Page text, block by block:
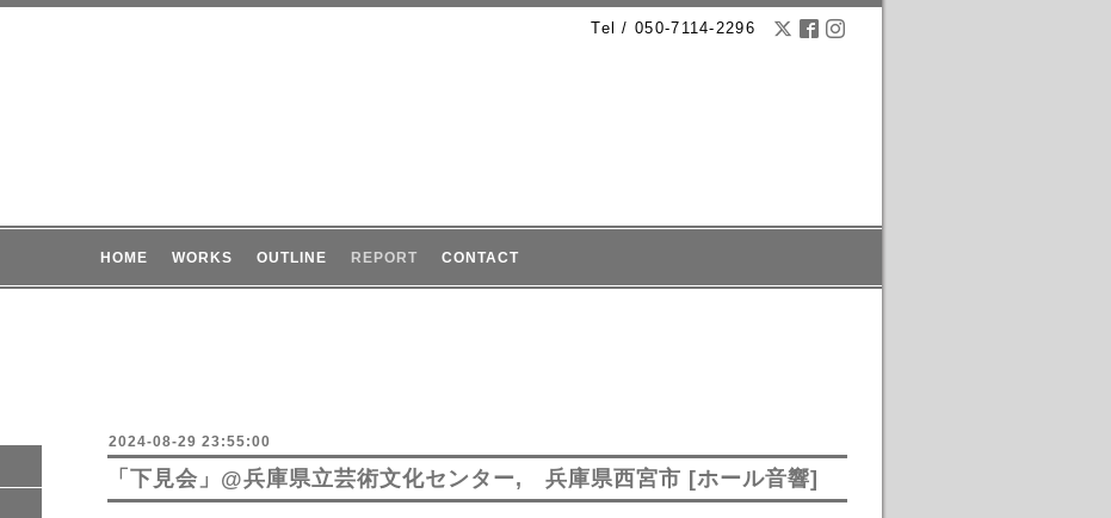
Tel / 050-7114-2296
HOME WORKS OUTLINE REPORT CONTACT
2024-08-29 23:55:00
「下見会」@兵庫県立芸術文化センター, 兵庫県西宮市 [ホール音響]